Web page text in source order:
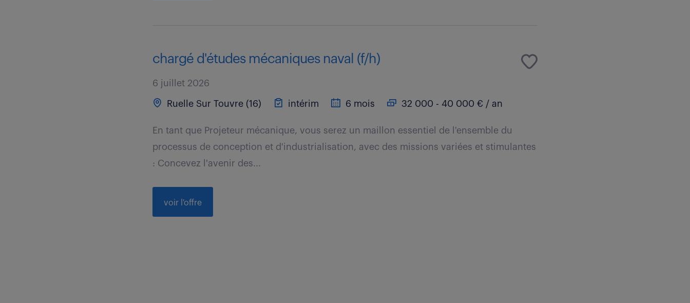
chargé d'études mécaniques naval (f/h)
6 juillet 2026
Ruelle Sur Touvre (16) intérim 6 mois 32 000 - 40 000 € / an
En tant que Projeteur mécanique, vous serez un maillon essentiel de l'ensemble du
processus de conception et d'industrialisation, avec des missions variées et stimulantes
: Concevez l'avenir des...
voir l'offre